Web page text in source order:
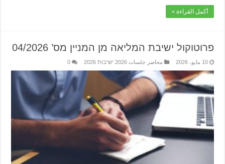
أكمل القراءة »
פרוטוקול ישיבת המליאה מן המניין מס’ 04/2026
10 مايو، 2026 محاضر جلسات 2026 ישיבות 2026 0